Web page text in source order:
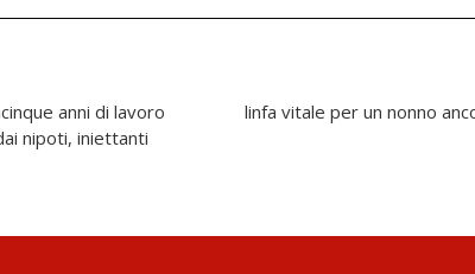
anni di lavoro
nipoti, iniettanti
linfa vitale per un nonno